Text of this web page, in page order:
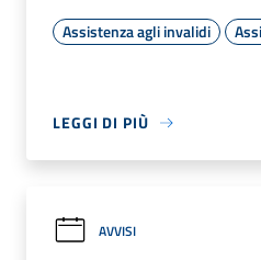
Assistenza agli invalidi
LEGGI DI PIÙ
AVVISI